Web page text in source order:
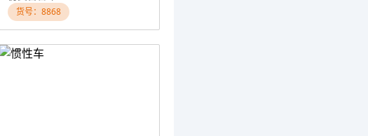
货号：8868